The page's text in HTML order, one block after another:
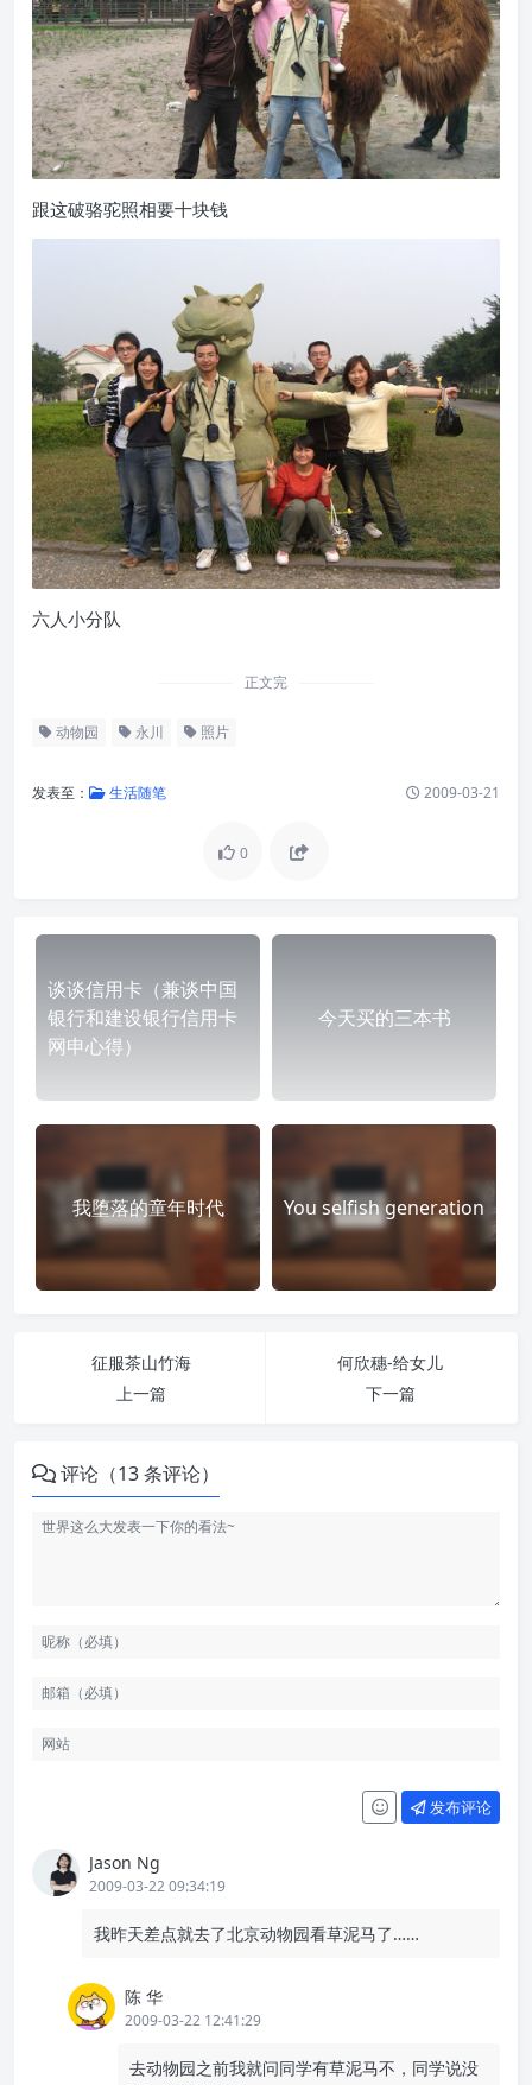
跟这破骆驼照相要十块钱
六人小分队
正文完
动物园 永川 照片
发表至： 生活随笔 2009-03-21
0
谈谈信用卡（兼谈中国
银行和建设银行信用卡
网申心得）
今天买的三本书
我堕落的童年时代 You selfish generation
征服茶山竹海
上一篇
何欣穗-给女儿
下一篇
评论（13 条评论）
发布评论
Jason Ng
2009-03-22 09:34:19
我昨天差点就去了北京动物园看草泥马了……
陈 华
2009-03-22 12:41:29
去动物园之前我就问同学有草泥马不，同学说没